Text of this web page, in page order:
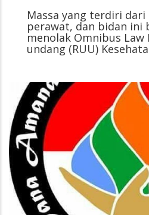
Massa yang terdiri
perawat, dan bidan ini
menolak Omnibus Law
undang (RUU)